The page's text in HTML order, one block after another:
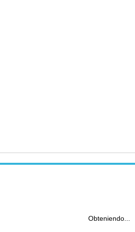
Obteniendo...